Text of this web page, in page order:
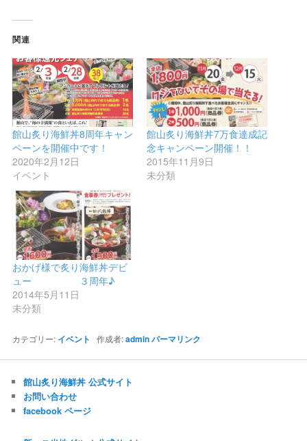
関連
館山炙り海鮮丼8周年キャン
ペーンを開催中です！
2020年2月12日
イベント
館山炙り海鮮丼7万食達成記
念キャンペーン開催！！
2015年11月9日
未分類
おかげ様で炙り海鮮丼デビ
ュー ３周年♪
2014年5月11日
未分類
カテゴリー: イベント 作成者:adminパーマリンク
館山炙り海鮮丼 公式サイト
お問い合わせ
facebook ページ